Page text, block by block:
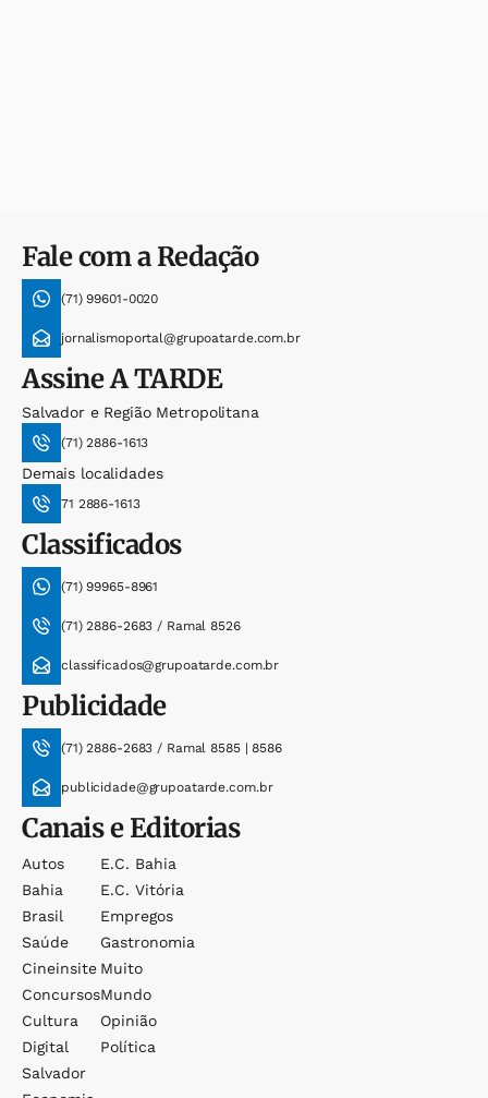
Fale com a Redação
(71) 99601-0020
jornalismoportal@grupoatarde.com.br
AssineA TARDE
Salvador e Região Metropolitana
(71) 2886-1613
Demais localidades
71 2886-1613
Classificados
(71) 99965-8961
(71) 2886-2683 / Ramal 8526
classificados@grupoatarde.com.br
Publicidade
(71) 2886-2683 / Ramal 8585 | 8586
publicidade@grupoatarde.com.br
Canais e Editorias
Autos
Bahia
Brasil
Saúde
Cineinsite
Concursos
Cultura
Digital
Salvador
E.c. Bahia
E.c. Vitória
Empregos
Gastronomia
Muito
Mundo
Opinião
Política